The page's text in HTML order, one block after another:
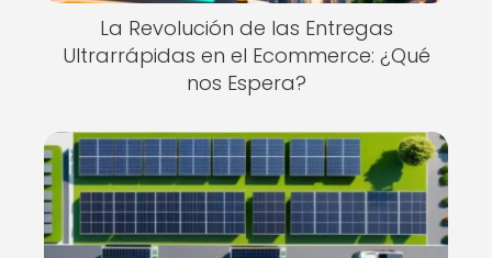
La Revolución de las Entregas
Ultrarrápidas en el Ecommerce: ¿Qué
nos Espera?